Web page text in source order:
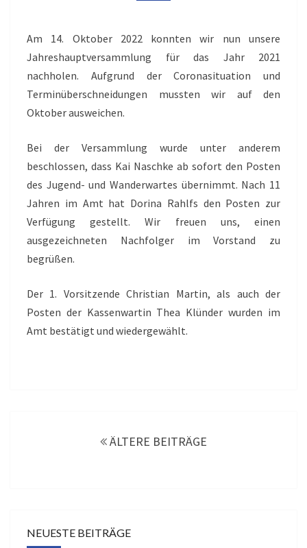
Am 14. Oktober 2022 konnten wir nun unsere
Jahreshauptversammlung für das Jahr 2021
nachholen. Aufgrund der Coronasituation und
Terminüberschneidungen mussten wir auf den
Oktober ausweichen.
Bei der Versammlung wurde unter anderem
beschlossen, dass Kai Naschke ab sofort den Posten
des Jugend- und Wanderwartes übernimmt. Nach 11
Jahren im Amt hat Dorina Rahlfs den Posten zur
Verfügung gestellt. Wir freuen uns, einen
ausgezeichneten Nachfolger im Vorstand zu
begrüßen.
Der 1. Vorsitzende Christian Martin, als auch der
Posten der Kassenwartin Thea Klünder wurden im
Amt bestätigt und wiedergewählt.
ÄLTERE BEITRÄGE
NEUESTE BEITRÄGE